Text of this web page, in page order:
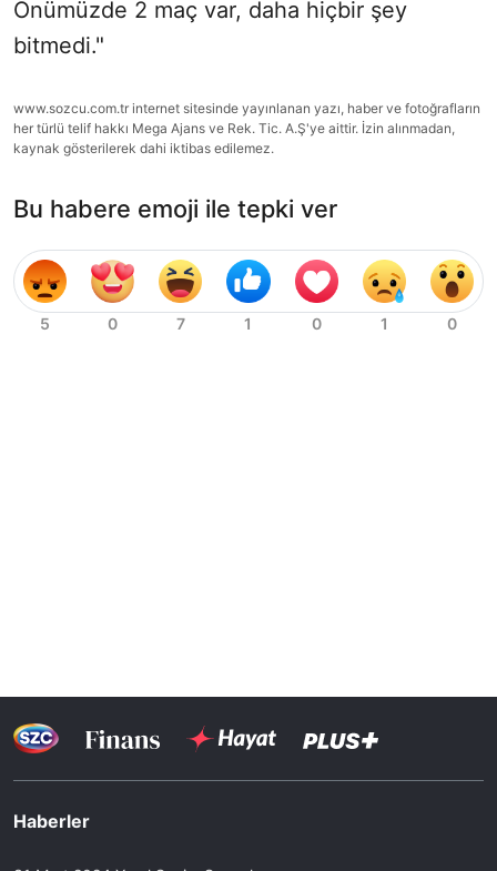
Önümüzde 2 maç var, daha hiçbir şey
bitmedi."
www.sozcu.com.tr internet sitesinde yayınlanan yazı, haber ve fotoğrafların
her türlü telif hakkı Mega Ajans ve Rek. Tic. A.Ş'ye aittir. İzin alınmadan,
kaynak gösterilerek dahi iktibas edilemez.
Bu habere emoji ile tepki ver
Haberler